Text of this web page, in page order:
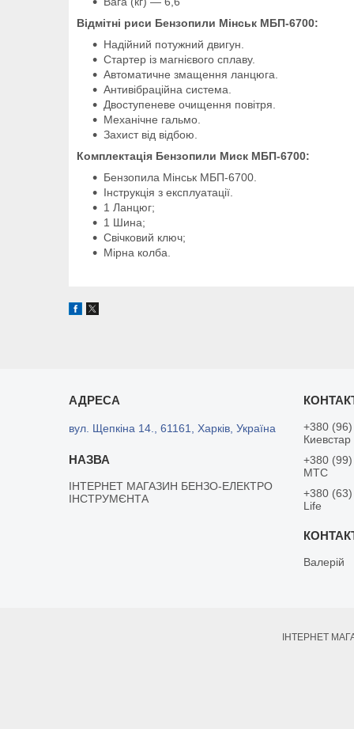
Відмітні риси Бензопили Мінськ МБП-6700:
Надійний потужний двигун.
Стартер із магнієвого сплаву.
Автоматичне змащення ланцюга.
Антивібраційна система.
Двоступеневе очищення повітря.
Механічне гальмо.
Захист від відбою.
Комплектація Бензопили Миск МБП-6700:
Бензопила Мінськ МБП-6700.
Інструкція з експлуатації.
1 Ланцюг;
1 Шина;
Свічковий ключ;
Мірна колба.
вул. Щепкіна 14., 61161, Харків, Україна
ІНТЕРНЕТ МАГАЗИН БЕНЗО-ЕЛЕКТРО
ІНСТРУМЄНТА
+380
Киевстар
+380
MTC
+380
Life
Валерій